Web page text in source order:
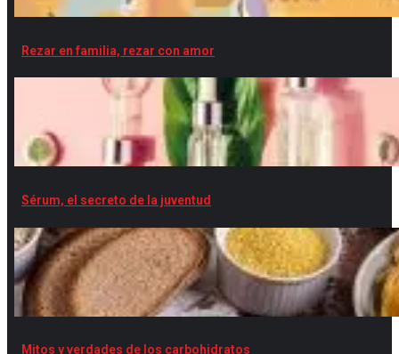
Rezar en familia, rezar con amor
Sérum, el secreto de la juventud
Mitos y verdades de los carbohidratos